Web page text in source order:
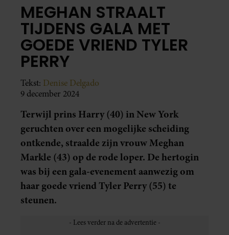
MEGHAN STRAALT
TIJDENS GALA MET
GOEDE VRIEND TYLER
PERRY
Tekst: Denise Delgado
9 december 2024
Terwijl prins Harry (40) in New York
geruchten over een mogelijke scheiding
ontkende, straalde zijn vrouw Meghan
Markle (43) op de rode loper. De hertogin
was bij een gala-evenement aanwezig om
haar goede vriend Tyler Perry (55) te
steunen.